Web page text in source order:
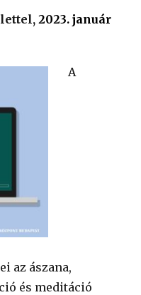
2023. január
A
az ászana,
és meditáció